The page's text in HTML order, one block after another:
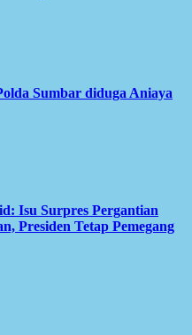
Sumbar diduga Aniaya
Isu Surpres Pergantian
Presiden Tetap Pemegang